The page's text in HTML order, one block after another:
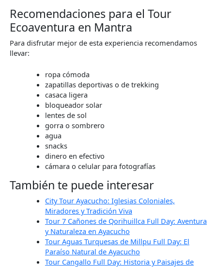
Recomendaciones para el Tour
Ecoaventura en Mantra
Para disfrutar mejor de esta experiencia recomendamos
llevar:
ropa cómoda
zapatillas deportivas o de trekking
casaca ligera
bloqueador solar
lentes de sol
gorra o sombrero
agua
snacks
dinero en efectivo
cámara o celular para fotografías
También te puede interesar
City Tour Ayacucho: Iglesias Coloniales,
Miradores y Tradición Viva
Tour 7 Cañones de Qorihuillca Full Day: Aventura
y Naturaleza en Ayacucho
Tour Aguas Turquesas de Millpu Full Day: El
Paraíso Natural de Ayacucho
Tour Cangallo Full Day: Historia y Paisajes de